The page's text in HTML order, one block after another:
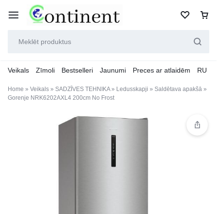
Veikals Zīmoli Bestselleri Jaunumi Preces ar atlaidēm RU
Home » Veikals » SADZĪVES TEHNIKA» Ledusskapji » Saldētava apakšā »
Gorenje NRK6202AXL4 200cm No Frost